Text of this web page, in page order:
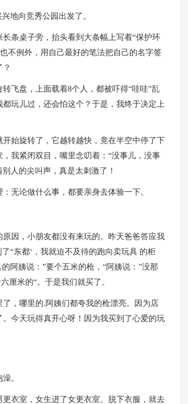
地向竞秀公园出发了。
条桌子旁，抬头看到大条幅上写着“保护环
不例外，用自己最好的笔法把自己的名字签
飞盘，上面载着8个人，都被吓得“哇哇”乱
玩儿过，还会怕这个？于是，我终于决定上
始旋转了，它越转越快，竟在半空中停了下
我紧闭双目，嘴里念叨着：“没事儿，没事
人的尖叫声，真是太刺激了！
无论做什么事，都要亲身去体验一下。
因，小朋友都没有来玩的。昨天爸爸答应我
“东都‘，我就迫不及待的跑向卖玩具 的柜
阿姨说：”要个五米的枪，“阿姨说：”没那
厘米的“。于是我们就买了。
，哪里的.阿姨们都夸我的枪漂亮。因为店
今天玩得真开心呀！因为我买到了心爱的玩
。
衣室，女生进了女更衣室。脱下衣服，就去